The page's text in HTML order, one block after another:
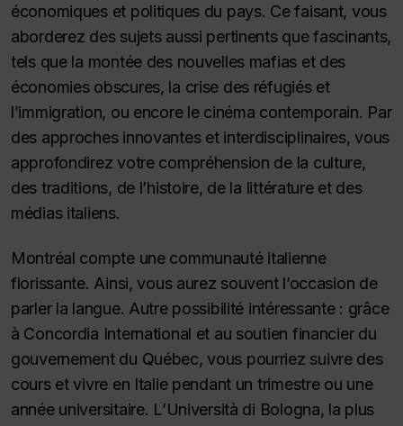
économiques et politiques du pays. Ce faisant, vous
aborderez des sujets aussi pertinents que fascinants,
tels que la montée des nouvelles mafias et des
économies obscures, la crise des réfugiés et
l’immigration, ou encore le cinéma contemporain. Par
des approches innovantes et interdisciplinaires, vous
approfondirez votre compréhension de la culture,
des traditions, de l’histoire, de la littérature et des
médias italiens.
Montréal compte une communauté italienne
florissante. Ainsi, vous aurez souvent l’occasion de
parler la langue. Autre possibilité intéressante : grâce
à Concordia International et au soutien financier du
gouvernement du Québec, vous pourriez suivre des
cours et vivre en Italie pendant un trimestre ou une
année universitaire. L’Università di Bologna, la plus